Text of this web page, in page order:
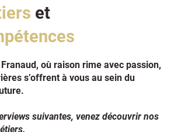
et
où raison rime avec passion,
s’offrent à vous au sein du
.
suivantes, venez découvrir nos